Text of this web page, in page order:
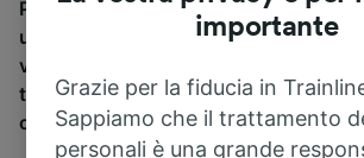
Per trovare i biglietti dei pullman, è
una ricerca in alto, e compareremo i
viaggio in treno e in pullman. Con
trovare i biglietti per viaggiare con
compagnie ferroviarie e dei pullman.
importante
Grazie per la fiducia in
Sappiamo che il trattamento
personali è una grande